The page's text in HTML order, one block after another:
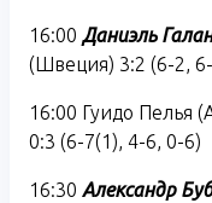
16:00 Даниэль
(Швеция) 3:2 (6-2,
16:00 Гуидо Пелья
0:3 (6-7(1), 4-6, 0-6)
16:30 Александр